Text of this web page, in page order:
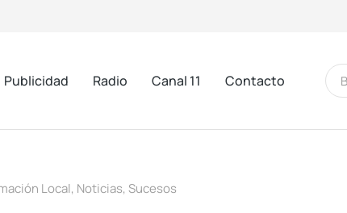
Publicidad Radio Canal 11 Contacto
Local, Noticias, Sucesos